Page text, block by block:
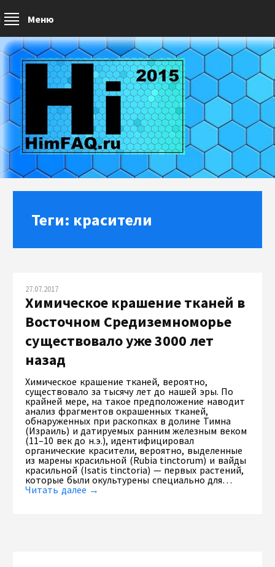
Меню
Теги: красители
27.07.2017
Химическое крашение тканей в
Восточном Средиземноморье
существовало уже 3000 лет
назад
Химическое крашение тканей, вероятно,
существовало за тысячу лет до нашей эры. По
крайней мере, на такое предположение наводит
анализ фрагментов окрашенных тканей,
обнаруженных при раскопках в долине Тимна
(Израиль) и датируемых ранним железным веком
(11–10 век до н.э.), идентифицировал
органические красители, вероятно, выделенные
из марены красильной (Rubia tinctorum) и вайды
красильной (Isatis tinctoria) — первых растений,
которые были окультурены специально для…
Читать далее →